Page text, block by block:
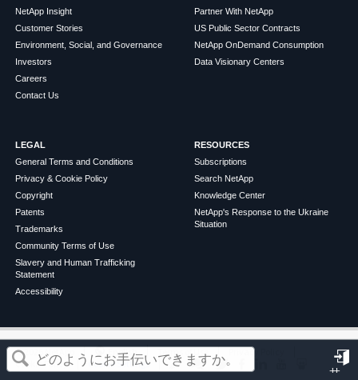
サ
この記事は役に立ちましたか？
NetApp Insight
Customer Stories
Environment, Social, and Governance
Investors
Careers
Contact Us
Partner With NetApp
US Public Sector Contracts
NetApp OnDemand Consumption
Data Visionary Centers
LEGAL
General Terms and Conditions
Privacy & Cookie Policy
Copyright
Patents
Trademarks
Community Terms of Use
Slavery and Human Trafficking
Statement
Accessibility
RESOURCES
Subscriptions
Search NetApp
Knowledge Center
NetApp's Response to the Ukraine
Situation
©2026NetApp English Terms of Use
Privacy Policy
Cookie Policy
Cookie Settings